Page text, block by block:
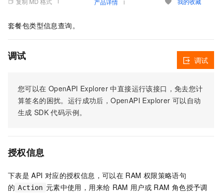
套餐包类型信息查询。
调试
您可以在 OpenAPI Explorer 中直接运行该接口，免去您计
算签名的困扰。运行成功后，OpenAPI Explorer 可以自动
生成 SDK 代码示例。
调试
授权信息
下表是 API 对应的授权信息，可以在 RAM 权限策略语句
的 Action 元素中使用，用来给 RAM 用户或 RAM 角色授予调